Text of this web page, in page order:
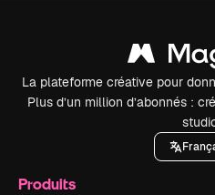
La plateforme créative pour
Plus d’un million d’abonnés :
Produits